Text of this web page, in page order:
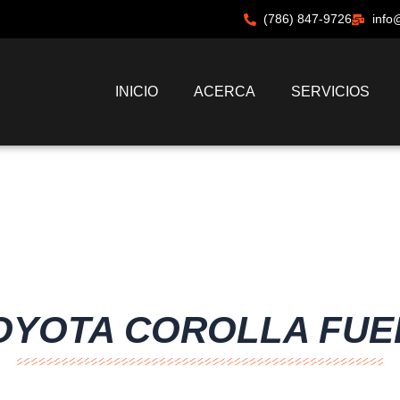
(786) 847-9726
INICIO ACERCA SERVICIOS
COROLLA